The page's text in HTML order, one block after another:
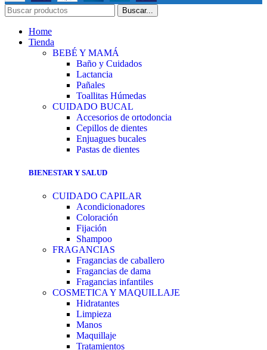
Buscar...
Home
Tienda
BEBÉ Y MAMÁ
Baño y Cuidados
Lactancia
Pañales
Toallitas Húmedas
CUIDADO BUCAL
Accesorios de ortodoncia
Cepillos de dientes
Enjuagues bucales
Pastas de dientes
BIENESTAR Y SALUD
CUIDADO CAPILAR
Acondicionadores
Coloración
Fijación
Shampoo
FRAGANCIAS
Fragancias de caballero
Fragancias de dama
Fragancias infantiles
COSMETICA Y MAQUILLAJE
Hidratantes
Limpieza
Manos
Maquillaje
Tratamientos